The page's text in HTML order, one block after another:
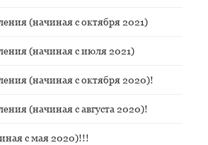
(начиная с октября 2021)
(начиная с июля 2021)
(начиная с октября 2020)!
(начиная с августа 2020)!
с мая 2020)!!!